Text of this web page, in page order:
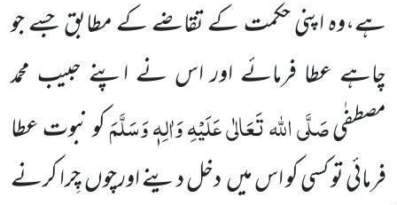
ہے،وہ اپنی حکمت کے تقاضے کے مطابق جسے جو
چاہے عطا فرمائے اور اس نے اپنے حبیب محمد
مصطفٰیصَلَّی اللہ تَعَالٰی عَلَیْہِ وَاٰلِہٖ وَسَلَّمَکو نبوت عطا
فرمائی تو کسی کو اس میں دخل دینے اورچوں چِرا کرنے